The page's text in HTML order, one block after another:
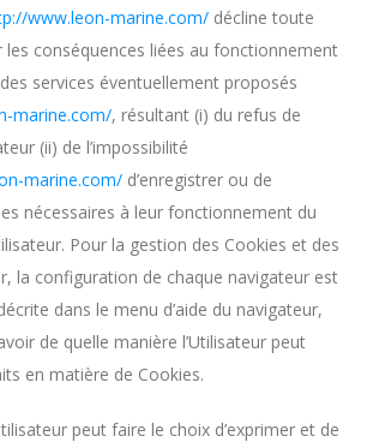
www.leon-marine.com/ décline toute
conséquences liées au fonctionnement
services éventuellement proposés
marine.com/, résultant (i) du refus de
(ii) de l’impossibilité
marine.com/ d’enregistrer ou de
nécessaires à leur fonctionnement du
Pour la gestion des Cookies et des
la configuration de chaque navigateur est
dans le menu d’aide du navigateur,
de quelle manière l’Utilisateur peut
en matière de Cookies.
peut faire le choix d’exprimer et de